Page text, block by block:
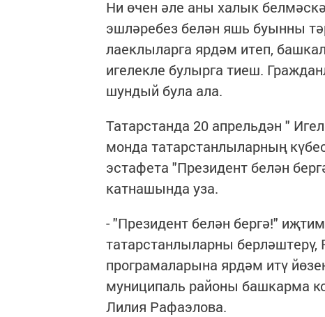
Ни өчен әле аны халык
эшләребез белән яшь буынны
лаеклыларга ярдәм итеп,
игелекле булырга тиеш.
шундый була ала.
Татарстанда 20 апрельдән "
монда татарстанлыларның
эстафета "Президент белән
катнашында уза.
- "Президент белән бергә!"
татарстанлыларны
програмаларына ярдәм итү
муниципаль районы башкарма
Лилия Рафаэлова.